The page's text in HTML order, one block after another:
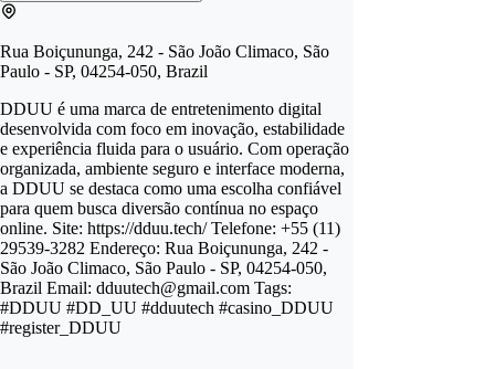
Rua Boiçununga, 242 - São João Climaco, São
Paulo - SP, 04254-050, Brazil
DDUU é uma marca de entretenimento digital
desenvolvida com foco em inovação, estabilidade
e experiência fluida para o usuário. Com operação
organizada, ambiente seguro e interface moderna,
a DDUU se destaca como uma escolha confiável
para quem busca diversão contínua no espaço
online. Site: https://dduu.tech/ Telefone: +55 (11)
29539-3282 Endereço: Rua Boiçununga, 242 -
São João Climaco, São Paulo - SP, 04254-050,
Brazil Email: dduutech@gmail.com Tags:
#DDUU #DD_UU #dduutech #casino_DDUU
#register_DDUU